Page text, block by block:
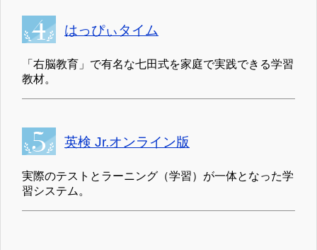
はっぴぃタイム
「右脳教育」で有名な七田式を家庭で実践できる学習
教材。
英検 Jr.オンライン版
実際のテストとラーニング（学習）が一体となった学
習システム。